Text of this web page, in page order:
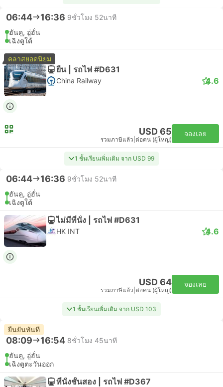
06:44 16:36 9ชั่วโมง 52นาที
ฮันคู, อู่ฮั่น
เฉิงตูใต้
คลาสยอดนิยม
ยืน | รถไฟ #D631
China Railway 4.6
USD 65
รวมภาษีแล้ว ต่อคน (ผู้ใหญ่)
จองเลย
1 ชั้นเรียนเพิ่มเติม จาก USD 99
06:44 16:36 9ชั่วโมง 52นาที
ฮันคู, อู่ฮั่น
เฉิงตูใต้
ไม่มีที่นั่ง | รถไฟ #D631
HK INT 4.6
USD 64
รวมภาษีแล้ว ต่อคน (ผู้ใหญ่)
จองเลย
1 ชั้นเรียนเพิ่มเติม จาก USD 103
ยืนยันทันที
08:09 16:54 8ชั่วโมง 45นาที
ฮันคู, อู่ฮั่น
เฉิงตูตะวันออก
ที่นั่งชั้นสอง | รถไฟ #D367